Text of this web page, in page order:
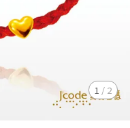
1 / 2